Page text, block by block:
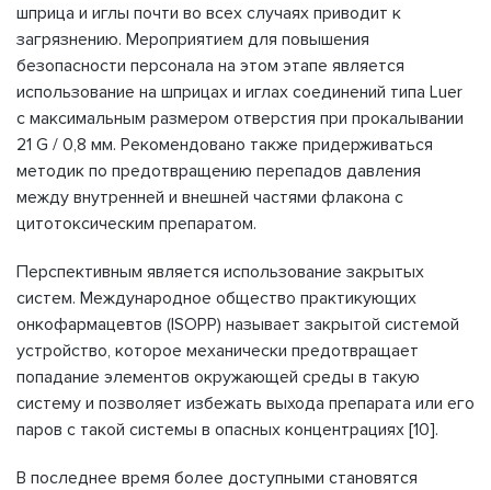
шприца и иглы почти во всех случаях приводит к
загрязнению. Мероприятием для повышения
безопасности персонала на этом этапе является
использование на шприцах и иглах соединений типа Luer
с максимальным размером отверстия при прокалывании
21 G / 0,8 мм. Рекомендовано также придерживаться
методик по предотвращению перепадов давления
между внутренней и внешней частями флакона с
цитотоксическим препаратом.
Перспективным является использование закрытых
систем. Международное общество практикующих
онкофармацевтов (ISOPP) называет закрытой системой
устройство, которое механически предотвращает
попадание элементов окружающей среды в такую ​​
систему и позволяет избежать выхода препарата или его
паров с такой системы в опасных концентрациях [10].
В последнее время более доступными становятся